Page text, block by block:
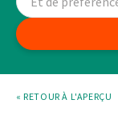
« RETOUR À L'APERÇU